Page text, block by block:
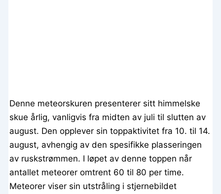
Denne meteorskuren presenterer sitt himmelske
skue årlig, vanligvis fra midten av juli til slutten av
august. Den opplever sin toppaktivitet fra 10. til 14.
august, avhengig av den spesifikke plasseringen
av ruskstrømmen. I løpet av denne toppen når
antallet meteorer omtrent 60 til 80 per time.
Meteorer viser sin utstråling i stjernebildet